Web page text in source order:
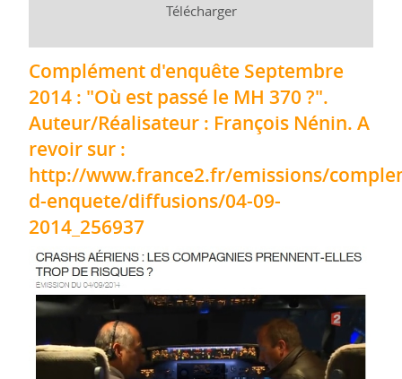
Télécharger
Complément d'enquête Septembre
2014 : "Où est passé le MH 370 ?".
Auteur/Réalisateur : François Nénin. A
revoir sur :
http://www.france2.fr/emissions/
d-enquete/diffusions/04-09-
2014_256937